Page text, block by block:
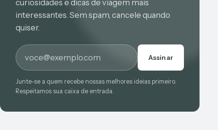
curiosidades e dicas de viagem mais
interessantes. Sem spam, cancele quando
quiser.
E-mail
Assinar
Junte-se a quem recebe nossas melhores ideias primeiro.
Respeitamos sua caixa de entrada.